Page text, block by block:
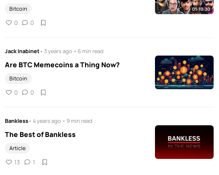
Bitcoin
0 0
01:10:30
Jack Inabinet• 3 years ago • 6 min read
Are BTC Memecoins a Thing Now?
Bitcoin
0 0
Bankless• 4 years ago • 9 min read
The Best of Bankless
Article
13 1